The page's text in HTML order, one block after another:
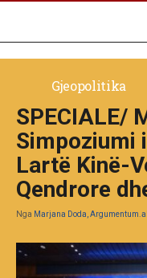
Gjeopolitika
SPECIALE/
Simpoziumi
Lartë Kinë-
Qendrore
Nga Marjana Doda, Argumentum.al